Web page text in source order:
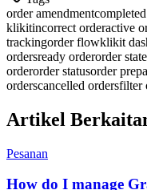
order amendment
klikitincorrect orderactive
trackingorder flowklikit
ordersready orderorder state
orderorder statusorder
orderscancelled ordersfilter
Artikel
Pesanan
How do I manage